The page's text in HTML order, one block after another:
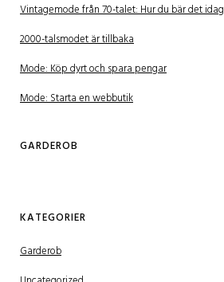
Vintagemode från 70-talet: Hur du bär det idag
2000-talsmodet är tillbaka
Mode: Köp dyrt och spara pengar
Mode: Starta en webbutik
GARDEROB
KATEGORIER
Garderob